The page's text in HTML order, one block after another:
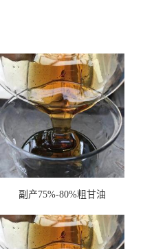
副产75%-80%粗甘油